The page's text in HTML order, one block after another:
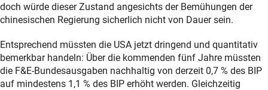
doch würde dieser Zustand angesichts der Bemühungen der
chinesischen Regierung sicherlich nicht von Dauer sein.
Entsprechend müssten die USA jetzt dringend und quantitativ
bemerkbar handeln: Über die kommenden fünf Jahre müssten
die F&E-Bundesausgaben nachhaltig von derzeit 0,7 % des BIP
auf mindestens 1,1 % des BIP erhöht werden. Gleichzeitig